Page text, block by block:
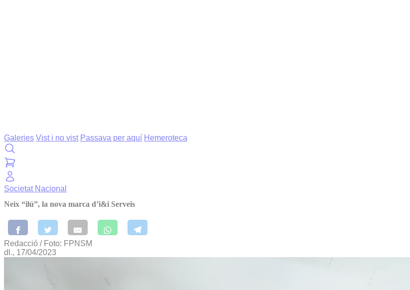
Galeries Vist i no vist Passava per aquí Hemeroteca
Societat Nacional
Neix “ilú”, la nova marca d’i&i Serveis
Redacció / Foto: FPNSM
dl., 17/04/2023